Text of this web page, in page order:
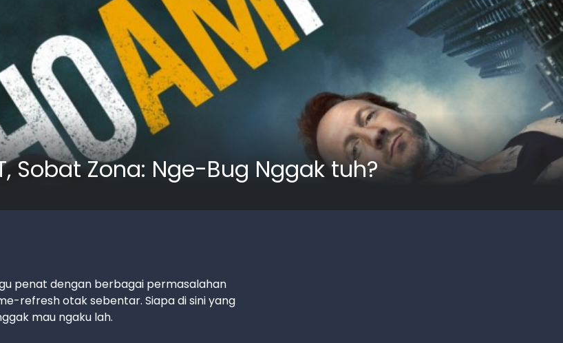
Sobat Zona: Nge-Bug Nggak tuh?
penat dengan berbagai permasalahan
refresh otak sebentar. Siapa di sini yang
mau ngaku lah.